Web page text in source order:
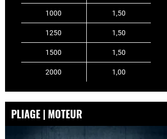
1000 1,50
1250 1,50
1500 1,50
2000 1,00
PLIAGE | MOTEUR